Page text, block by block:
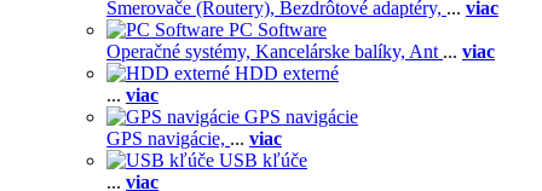
Smerovače (Routery), Bezdrôtové adaptéry, ... viac
PC Software
Operačné systémy, Kancelárske balíky, Ant ... viac
HDD externé
... viac
GPS navigácie
GPS navigácie, ... viac
USB kľúče
... viac